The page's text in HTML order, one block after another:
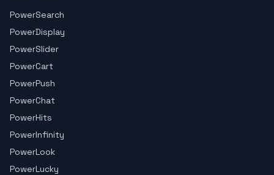
PowerSearch
PowerDisplay
PowerSlider
PowerCart
PowerPush
PowerChat
PowerHits
PowerInfinity
PowerLook
PowerLucky